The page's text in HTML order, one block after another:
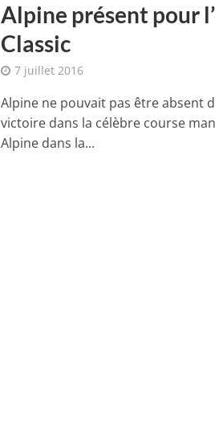
Alpine présent pour
Classic
7 juillet 2016
Alpine ne pouvait pas être absent
victoire dans la célèbre course
Alpine dans la...